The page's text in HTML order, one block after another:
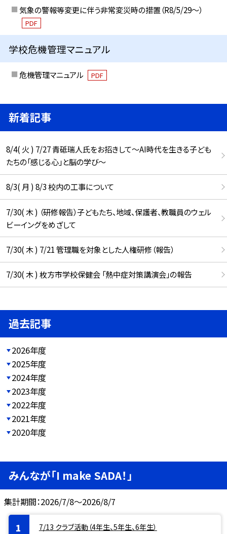
気象の警報等変更に伴う非常変災時の措置（R8/5/29〜）
PDF
学校危機管理マニュアル
危機管理マニュアル PDF
新着記事
8/4( 火 ) 7/27 青砥瑞人氏をお招きして〜AI時代を生きる子ども
たちの「感じる心」と脳の学び〜
8/3( 月 ) 8/3 校内の工事について
7/30( 木 ) （研修報告）子どもたち、地域、保護者、教職員のウェル
ビーイングをめざして
7/30( 木 ) 7/21 管理職を対象とした人権研修（報告）
7/30( 木 ) 枚方市学校保健会 「熱中症対策講演会」の報告
過去記事
2026年度
2025年度
2024年度
2023年度
2022年度
2021年度
2020年度
みんなが「I make SADA！」
集計期間：2026/7/8～2026/8/7
7/13 クラブ活動（4年生、5年生、6年生）